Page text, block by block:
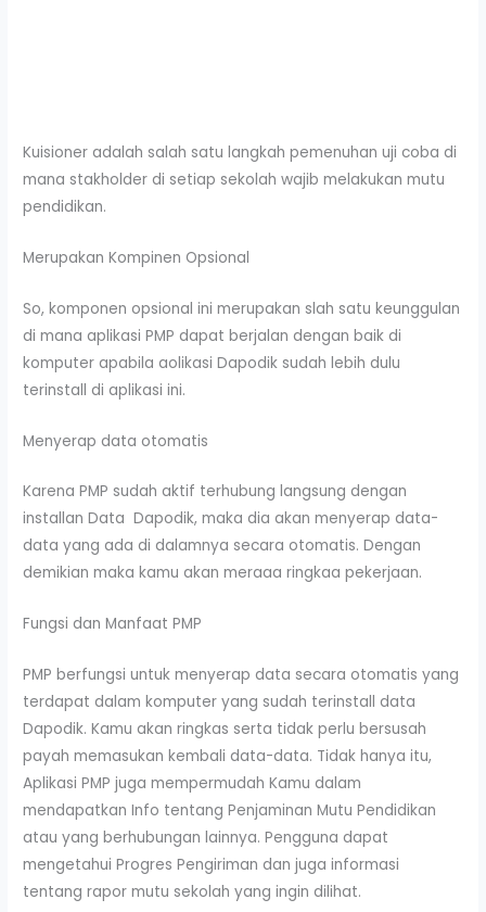
Kuisioner adalah salah satu langkah pemenuhan uji coba di
mana stakholder di setiap sekolah wajib melakukan mutu
pendidikan.
Merupakan Kompinen Opsional
So, komponen opsional ini merupakan slah satu keunggulan
di mana aplikasi PMP dapat berjalan dengan baik di
komputer apabila aolikasi Dapodik sudah lebih dulu
terinstall di aplikasi ini.
Menyerap data otomatis
Karena PMP sudah aktif terhubung langsung dengan
installan Data Dapodik, maka dia akan menyerap data-
data yang ada di dalamnya secara otomatis. Dengan
demikian maka kamu akan meraaa ringkaa pekerjaan.
Fungsi dan Manfaat PMP
PMP berfungsi untuk menyerap data secara otomatis yang
terdapat dalam komputer yang sudah terinstall data
Dapodik. Kamu akan ringkas serta tidak perlu bersusah
payah memasukan kembali data-data. Tidak hanya itu,
Aplikasi PMP juga mempermudah Kamu dalam
mendapatkan Info tentang Penjaminan Mutu Pendidikan
atau yang berhubungan lainnya. Pengguna dapat
mengetahui Progres Pengiriman dan juga informasi
tentang rapor mutu sekolah yang ingin dilihat.